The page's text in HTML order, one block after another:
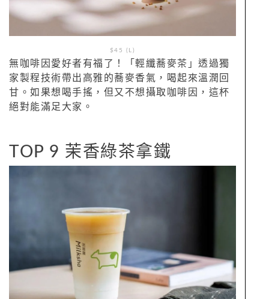
$45 (L)
無咖啡因愛好者有福了！「輕纖蕎麥茶」透過獨
家製程技術帶出高雅的蕎麥香氣，喝起來溫潤回
甘。如果想喝手搖，但又不想攝取咖啡因，這杯
絕對能滿足大家。
TOP 9 茉香綠茶拿鐵